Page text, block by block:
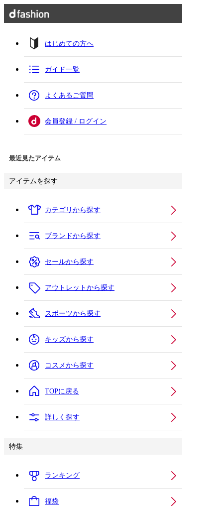
はじめての方へ
ガイド一覧
よくあるご質問
会員登録 / ログイン
最近見たアイテム
アイテムを探す
カテゴリから探す
ブランドから探す
セールから探す
アウトレットから探す
スポーツから探す
キッズから探す
コスメから探す
TOPに戻る
詳しく探す
特集
ランキング
福袋